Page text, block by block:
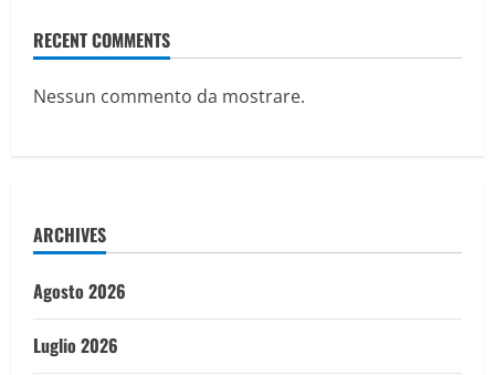
RECENT COMMENTS
Nessun commento da mostrare.
ARCHIVES
Agosto 2026
Luglio 2026